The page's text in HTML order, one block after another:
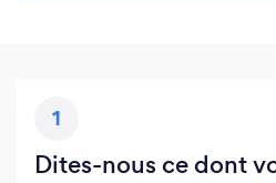
1
Dites-nous ce dont